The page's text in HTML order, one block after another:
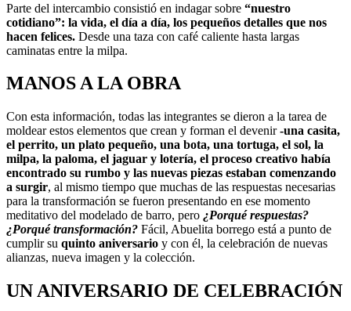
Parte del intercambio consistió en indagar sobre “nuestro
cotidiano”: la vida, el día a día, los pequeños detalles que nos
hacen felices. Desde una taza con café caliente hasta largas
caminatas entre la milpa.
MANOS A LA OBRA
Con esta información, todas las integrantes se dieron a la tarea de
moldear estos elementos que crean y forman el devenir-una casita,
el perrito, un plato pequeño, una bota, una tortuga, el sol, la
milpa, la paloma, el jaguar y lotería, el proceso creativo había
encontrado su rumbo y las nuevas piezas estaban comenzando
a surgir, al mismo tiempo que muchas de las respuestas necesarias
para la transformación se fueron presentando en ese momento
meditativo del modelado de barro, pero ¿Porqué respuestas?
¿Porqué transformación? Fácil, Abuelita borrego está a punto de
cumplir su quinto aniversario y con él, la celebración de nuevas
alianzas, nueva imagen y la colección.
UN ANIVERSARIO DE CELEBRACIÓN